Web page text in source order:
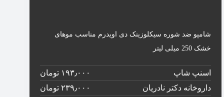
شامپو ضد شوره سیکلوزینک دی اویدرم مناسب موهای
خشک 250 میلی لیتر
اسنپ شاپ
۱۹۳٫۰۰۰ تومان
داروخانه دکتر نادریان
۲۳۹٫۰۰۰ تومان